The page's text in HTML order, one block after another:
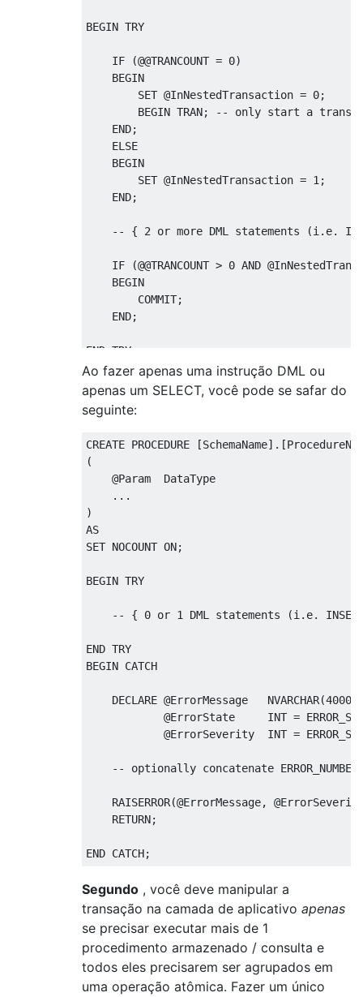
BEGIN TRY
IF (@@TRANCOUNT = 0)
BEGIN
SET @InNestedTransaction = 0;
BEGIN TRAN;
-- only start a
END;
ELSE
BEGIN
SET @InNestedTransaction = 1 ;
END;
-- { 2 or more DML statements (i.e.
IF (@@TRANCOUNT > 0 AND @
BEGIN
COMMIT;
END;
END
BEGIN CATCH
TRANCOUNT AND
BEGIN
END ;
DECLARE @ErrorMessage   NVARCHAR
-- optionally concatenate
RAISERROR
Ao fazer apenas uma instrução DML ou
apenas um SELECT, você pode se safar do
seguinte:
CREATE PROCEDURE [SchemaName].[
(
@Param  DataType
...
)
AS
SET NOCOUNT ON;
BEGIN TRY
-- { 0 or 1 DML statements (i.e. INSERT
END
BEGIN CATCH
DECLARE @ErrorMessage   NVARCHAR(4000
@ErrorState     INT =
@ErrorSeverity  INT =
-- optionally concatenate
RAISERROR(@ErrorMessage, @
RETURN;
END CATCH;
Segundo , você deve manipular a
transação na camada de aplicativo apenas
se precisar executar mais de 1
procedimento armazenado / consulta e
todos eles precisarem ser agrupados em
uma operação atômica. Fazer um único